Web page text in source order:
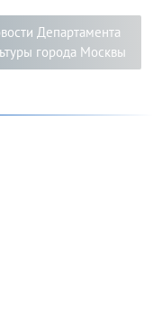
о серьёзном
Департамента
города Москвы